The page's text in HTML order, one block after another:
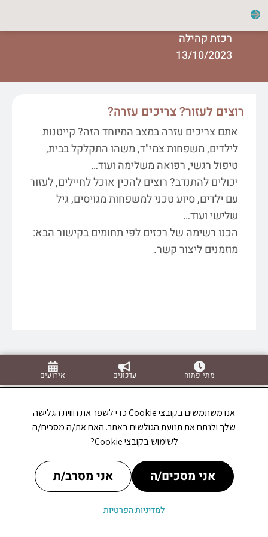
רכזת קהילה
13/10/2023
רוצים לעזור? צריכים עזרה?
אתם צריכים עזרה במצב המיוחד הזה? קייטנות
לילדים, משפחות צמי"ד, משהו התקלקל בבית,
טיפול רגשי, רפואה משלימה ועוד…
יכולים להתנדב? רוצים להכין אוכל לחיילים, לעזור
עם ילדים, סיוע טכני למשפחות מגויסים, גיל
שלישי ועוד…
הכנו רשימה של רכזים לפי תחומים בקישור הבא:
מוזמנים ליצור קשר.
מתי פתוח עדכונים אירועים
אנו משתמשים בקובצי Cookie כדי לשפר את חווית הגלישה
שלך ולנתח את תנועת הגולשים באתר. האם את/ה מסכים/ה
לשימוש בקובצי Cookie?
אני מסכים/ה אני מסרב/ת
למדיניות הפרטיות